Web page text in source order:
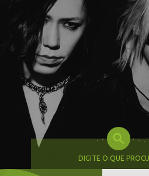
DIGITE O QUE